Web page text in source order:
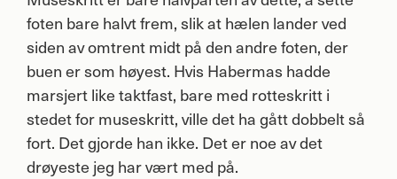
foten bare halvt frem, slik at hælen lander ved
siden av omtrent midt på den andre foten, der
buen er som høyest. Hvis Habermas hadde
marsjert like taktfast, bare med rotteskritt i
stedet for museskritt, ville det ha gått dobbelt så
fort. Det gjorde han ikke. Det er noe av det
drøyeste jeg har vært med på.